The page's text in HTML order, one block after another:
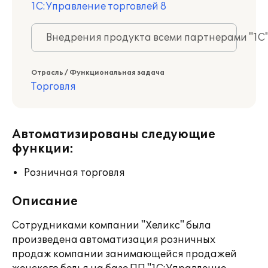
1С:Управление торговлей 8
Внедрения продукта всеми партнерами
Отрасль / Функциональная задача
Торговля
Автоматизированы следующие
функции:
Розничная торговля
Описание
Сотрудниками компании "Хеликс" была
произведена автоматизация розничных
продаж компании занимающейся продажей